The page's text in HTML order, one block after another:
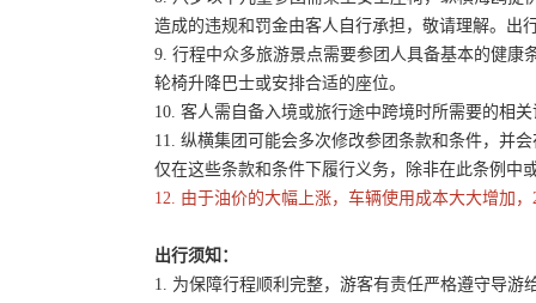
造成的违规和罚金由客人自行承担，敬请理解。出
9. 行程中众多旅游景点需要参团人具备基本的健
轮椅升降巴士或安排合适的座位。
10. 客人需自备入境或旅行途中跨境时所需要的相
11. 纵横集团可能会多次修改参团条款和条件，并
仅在这些条款和条件下履行义务，除非在此条例中
12. 由于油价的大幅上涨，车辆使用成本大大增加
出行须知：
1. 为保障行程顺利完整，游客有责任严格遵守导